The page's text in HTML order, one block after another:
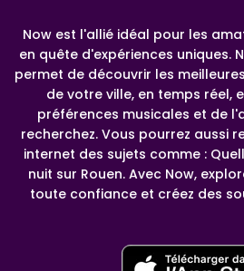
Now est l'allié idéal pour les
en quête d'expériences uniques.
permet de découvrir les
de votre ville, en temps réel,
préférences musicales et de
recherchez. Vous pourrez aussi
internet des sujets comme :
nuit sur Rouen. Avec Now,
toute confiance et créez des